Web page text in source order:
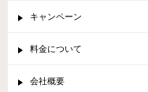
キャンペーン
料金について
会社概要